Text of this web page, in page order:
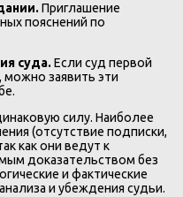
Приглашение
пояснений по
суда.Если суд первой
можно заявить эти
силу. Наиболее
(отсутствие подписки,
как они ведут к
доказательством без
и фактические
и убеждения судьи.